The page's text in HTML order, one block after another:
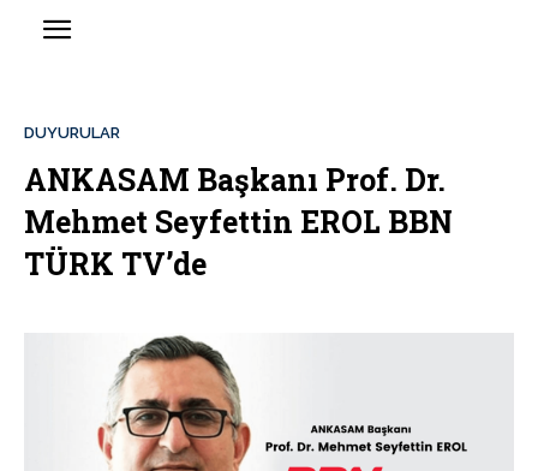
DUYURULAR
ANKASAM Başkanı Prof. Dr.
Mehmet Seyfettin EROL BBN
TÜRK TV’de